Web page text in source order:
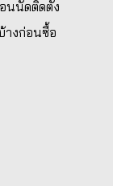
อนนัดติดตั้ง
างก่อนซื้อ